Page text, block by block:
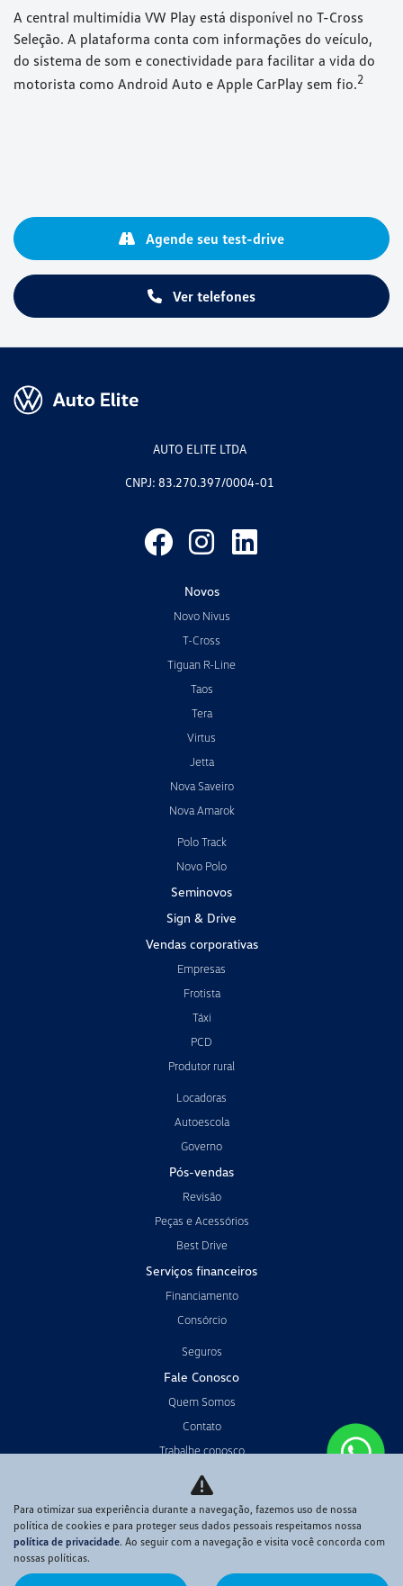
A central multimídia VW Play está disponível no T-Cross
Seleção. A plataforma conta com informações do veículo,
do sistema de som e conectividade para facilitar a vida do
motorista como Android Auto e Apple CarPlay sem fio.⁠2
Ver telefones
Agende seu test-drive
AUTO ELITE LTDA
CNPJ: 83.270.397/0004-01
Novos
Novo Nivus
T-Cross
Tiguan R-Line
Taos
Tera
Virtus
Jetta
Nova Saveiro
Nova Amarok
Polo Track
Novo Polo
Seminovos
Sign & Drive
Vendas corporativas
Empresas
Frotista
Táxi
PCD
Produtor rural
Locadoras
Autoescola
Governo
Pós-vendas
Revisão
Peças e Acessórios
Best Drive
Serviços financeiros
Financiamento
Consórcio
Seguros
Fale Conosco
Quem Somos
Contato
Trabalhe conosco
Política de privacidade
Código de Conduta
Desacelere. Seu bem maior é a vida.
Para otimizar sua experiência durante a navegação, fazemos uso de nossa
política de cookies e para proteger seus dados pessoais respeitamos nossa
política de privacidade. Ao seguir com a navegação e visita você concorda com
nossas políticas.